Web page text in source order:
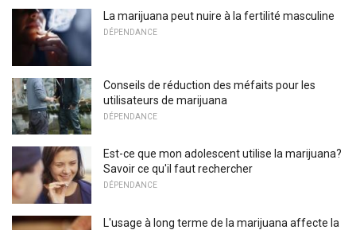
La marijuana peut nuire à la fertilité masculine
DÉPENDANCE
Conseils de réduction des méfaits pour les
utilisateurs de marijuana
DÉPENDANCE
Est-ce que mon adolescent utilise la marijuana?
Savoir ce qu'il faut rechercher
DÉPENDANCE
L'usage à long terme de la marijuana affecte la